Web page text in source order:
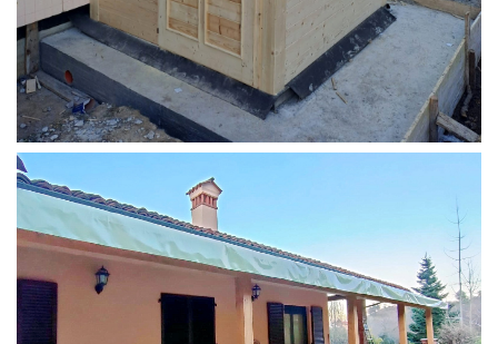
STRUTTURA ADDOSSATA PER LOCALE CALDAIA